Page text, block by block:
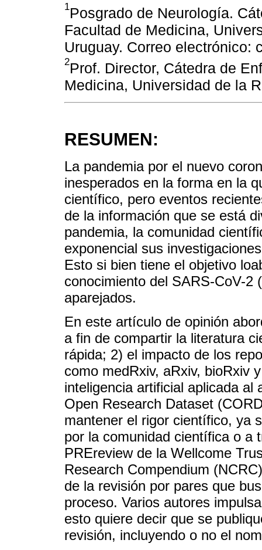
1Posgrado de Neurología.
Facultad de Medicina,
Uruguay. Correo electrónico:
2Prof. Director, Cátedra de
Medicina, Universidad de la
RESUMEN:
La pandemia por el nuevo
inesperados en la forma en la
científico, pero eventos
de la información que se está
pandemia, la comunidad
exponencial sus
Esto si bien tiene el objetivo
conocimiento del SARS-CoV-2
aparejados.
En este artículo de opinión
a fin de compartir la literatura
rápida; 2) el impacto de los
como medRxiv, aRxiv, bioRxiv
inteligencia artificial aplicada al
Open Research Dataset
mantener el rigor científico, ya
por la comunidad científica o a
PREreview de la Wellcome
Research Compendium
de la revisión por pares que
proceso. Varios autores
esto quiere decir que se
revisión, incluyendo o no el